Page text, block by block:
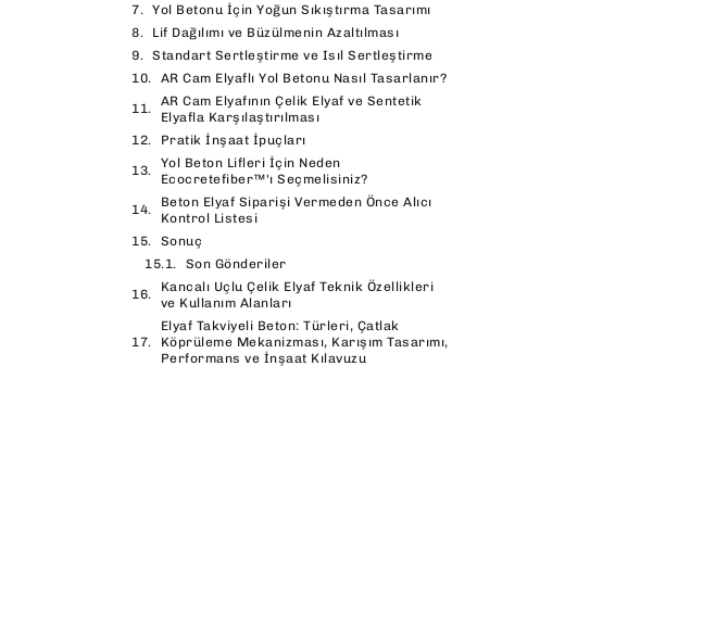
Yol Betonu İçin Yoğun Sıkıştırma Tasarımı
Lif Dağılımı ve Büzülmenin Azaltılması
Standart Sertleştirme ve Isıl Sertleştirme
AR Cam Elyaflı Yol Betonu Nasıl Tasarlanır?
AR Cam Elyafının Çelik Elyaf ve Sentetik
Elyafla Karşılaştırılması
Pratik İnşaat İpuçları
Yol Beton Lifleri İçin Neden
Ecocretefiber™'ı Seçmelisiniz?
Beton Elyaf Siparişi Vermeden Önce Alıcı
Kontrol Listesi
Sonuç
Son Gönderiler
Kancalı Uçlu Çelik Elyaf Teknik Özellikleri
ve Kullanım Alanları
Elyaf Takviyeli Beton: Türleri, Çatlak
Köprüleme Mekanizması, Karışım Tasarımı,
Performans ve İnşaat Kılavuzu